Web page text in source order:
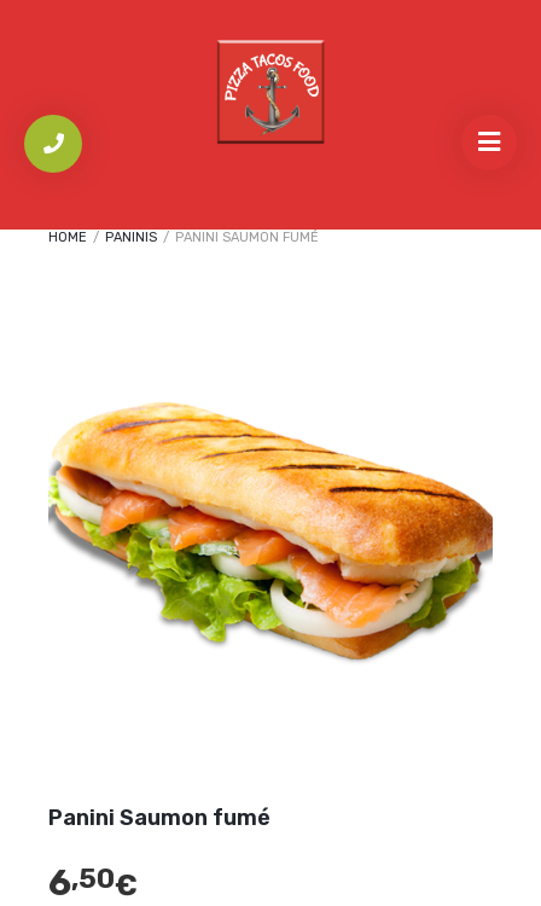
HOME / PANINIS / PANINI SAUMON FUMÉ
Panini Saumon fumé
6,50€